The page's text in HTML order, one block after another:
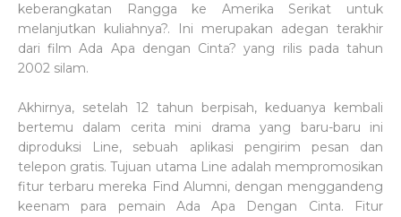
keberangkatan Rangga ke Amerika Serikat untuk
melanjutkan kuliahnya?. Ini merupakan adegan terakhir
dari film Ada Apa dengan Cinta? yang rilis pada tahun
2002 silam.
Akhirnya, setelah 12 tahun berpisah, keduanya kembali
bertemu dalam cerita mini drama yang baru-baru ini
diproduksi Line, sebuah aplikasi pengirim pesan dan
telepon gratis. Tujuan utama Line adalah mempromosikan
fitur terbaru mereka Find Alumni, dengan menggandeng
keenam para pemain Ada Apa Dengan Cinta. Fitur